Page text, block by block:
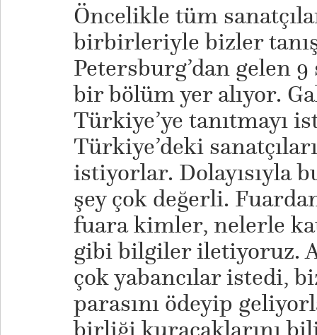
Öncelikle tüm
birbirleriyle bizler
Petersburg’dan gelen 9
bir bölüm yer alıyor.
Türkiye’ye tanıtmayı
Türkiye’deki
istiyorlar. Dolayısıyla
şey çok değerli.
fuara kimler, nelerle
gibi bilgiler iletiyoruz.
çok yabancılar istedi,
parasını ödeyip